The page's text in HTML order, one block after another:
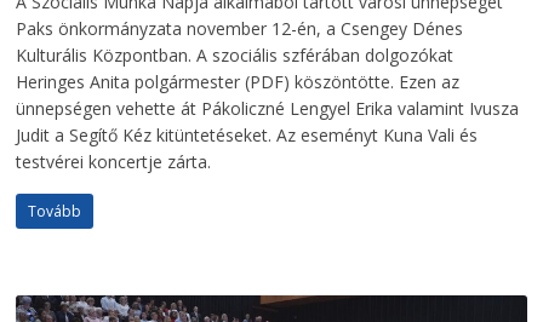
Paks önkormányzata november 12-én, a Csengey Dénes
Kulturális Központban. A szociális szférában dolgozókat
Heringes Anita polgármester (PDF) köszöntötte. Ezen az
ünnepségen vehette át Pákoliczné Lengyel Erika valamint Ivusza
Judit a Segítő Kéz kitüntetéseket. Az eseményt Kuna Vali és
testvérei koncertje zárta.
Tovább